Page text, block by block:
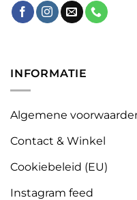
INFORMATIE
Algemene
Contact & Winkel
Cookiebeleid (EU)
Instagram feed